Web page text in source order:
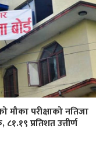
मौका परीक्षाको नतिजा
प्रतिशत उत्तीर्ण